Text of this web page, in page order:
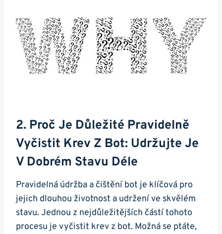
2. Proč Je ‌důležité Pravidelně
Vyčistit Krev Z Bot: Udržujte Je
V Dobrém Stavu Déle
Pravidelná údržba a čištění bot⁤ je klíčová⁤ pro⁢
jejich dlouhou životnost a udržení ⁢ve skvělém
stavu. Jednou z nejdůležitějších‌ částí ⁢tohoto
procesu je vyčistit krev z bot. ‍Možná se ptáte,